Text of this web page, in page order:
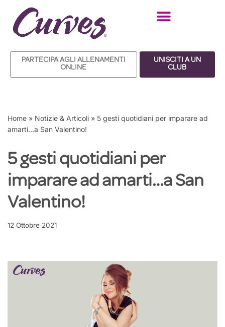
Vai
contenuto
PARTECIPA AGLI ALLENAMENTI
ONLINE
UNISCITI A UN
CLUB
Home » Notizie & Articoli » 5 gesti quotidiani per imparare ad
amarti…a San Valentino!
5 gesti quotidiani per
imparare ad amarti…a San
Valentino!
12 Ottobre 2021